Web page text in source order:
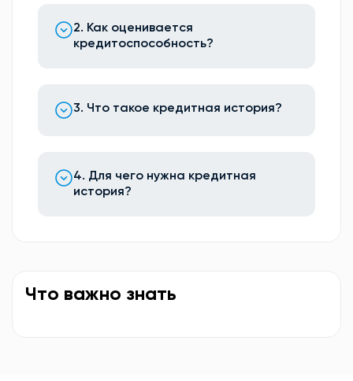
2. Как оценивается
кредитоспособность?
3. Что такое кредитная история?
4. Для чего нужна кредитная
история?
Что важно знать